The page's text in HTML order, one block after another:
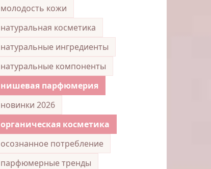
молодость кожи
натуральная косметика
натуральные ингредиенты
натуральные компоненты
нишевая парфюмерия
новинки 2026
органическая косметика
осознанное потребление
парфюмерные тренды